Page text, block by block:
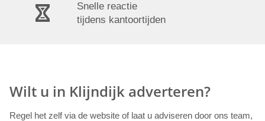
Snelle reactie
tijdens kantoortijden
Wilt u in Klijndijk adverteren?
Regel het zelf via de website of laat u adviseren door ons team,